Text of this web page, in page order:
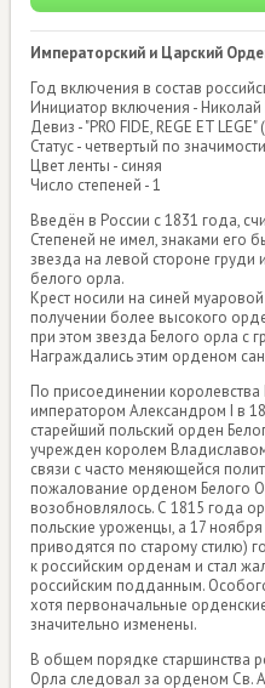
Императорский и Царский
Год включения в состав
Инициатор включения - Николай
Девиз - "PRO FIDE, REGE ET
Статус - четвертый по
Цвет ленты - синяя
Число степеней - 1
Введён в России с 1831 года,
Степеней не имел, знаками его
звезда на левой стороне груди
белого орла.
Крест носили на синей
получении более высокого
при этом звезда Белого орла с
Награждались этим орденом
По присоединении
императором Александром I в
старейший польский орден
учрежден королем
связи с часто меняющейся
пожалование орденом Белого
возобновлялось. С 1815 года
польские уроженцы, а 17
приводятся по старому стилю)
к российским орденам и стал
российским подданным.
хотя первоначальные
значительно изменены.
В общем порядке старшинства
Орла следовал за орденом Св.